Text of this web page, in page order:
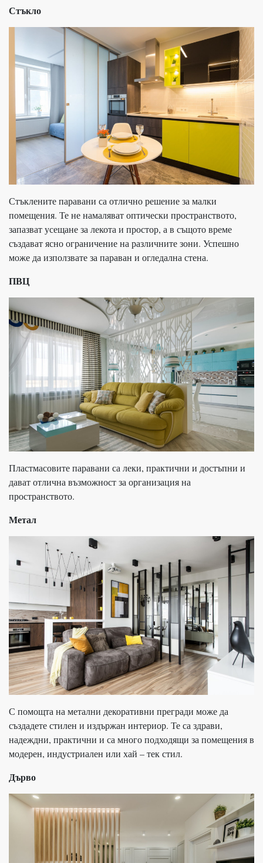
Стъкло
Стъклените паравани са отлично решение за малки
помещения. Те не намаляват оптически пространството,
запазват усещане за лекота и простор, а в същото време
създават ясно ограничение на различните зони. Успешно
може да използвате за параван и огледална стена.
ПВЦ
Пластмасовите паравани са леки, практични и достъпни и
дават отлична възможност за организация на
пространството.
Метал
С помощта на метални декоративни прегради може да
създадете стилен и издържан интериор. Те са здрави,
надеждни, практични и са много подходящи за помещения в
модерен, индустриален или хай – тек стил.
Дърво